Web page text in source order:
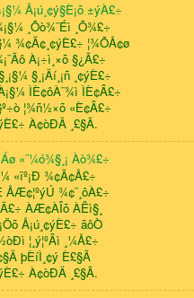
Å¡ú¸¢ý§È¡õ ±ýÀ£÷
¸Õò¾¨Éì ¸Õ¾£÷
¾¢Ã¢¸¢ýÈ£÷ ¦¾ÕÅ¢ø
À¡÷ì¸×õ §¿Ã£÷
§¸¡Äí¸¡ñ ¸¢ýÈ£÷
ÌÈ¢ôÀ¨¾ì ÌÈ¢Â£÷
¦¾ñ½×õ «È¢Â£÷
À¢òÐÄ ¸£§Ã.
«¨¼ó¾§¸¡ Àò¾£÷
«ïº¡Ð ¾¢Ã¢Å£÷
ÅÆ¢¦ºýÚ ¾¢¨¸ôÀ£÷
ÀÆ¢ÀÎõ ÀÊì§¸
Å¡ú¸¢ýÈ£÷ ãôÒ
¦¸ý¦ºÂì ¸¼Å£÷
þÈíÌ¸¢ý È£§Ã
À¢òÐÄ ¸£§Ã.